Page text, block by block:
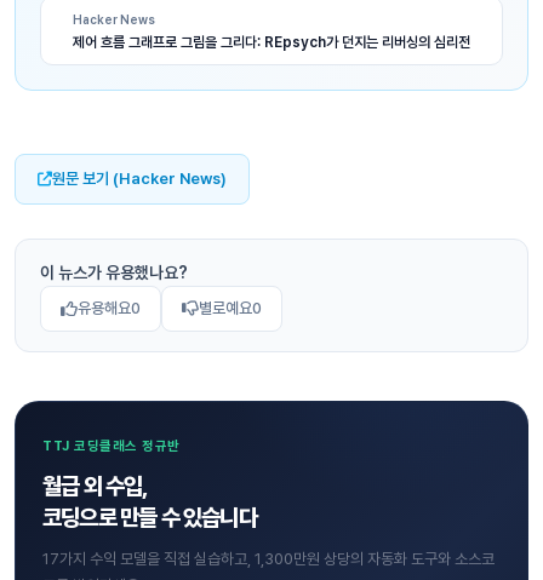
Hacker News
제어 흐름 그래프로 그림을 그리다: REpsych가 던지는 리버싱의 심리전
원문 보기 (Hacker News)
이 뉴스가 유용했나요?
유용해요0 별로예요0
TTJ 코딩클래스 정규반
월급 외 수입,
코딩으로 만들 수 있습니다
17가지 수익 모델을 직접 실습하고, 1,300만원 상당의 자동화 도구와 소스코